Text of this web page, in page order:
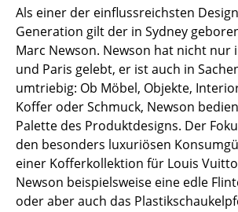
Sekretäre & PC-Tische
Konferenztische
Stehtische & Stehpulte
Kindertische
Gartentische
Servierwagen
Einzelteile
Als einer der einflussreichsten
Generation gilt der in Sydney
Marc Newson. Newson hat nicht nur
und Paris gelebt, er ist auch in
umtriebig: Ob Möbel, Objekte,
Koffer oder Schmuck, Newson
Palette des Produktdesigns. Der
den besonders luxuriösen
einer Kofferkollektion für Louis
Newson beispielsweise eine edle
oder aber auch das